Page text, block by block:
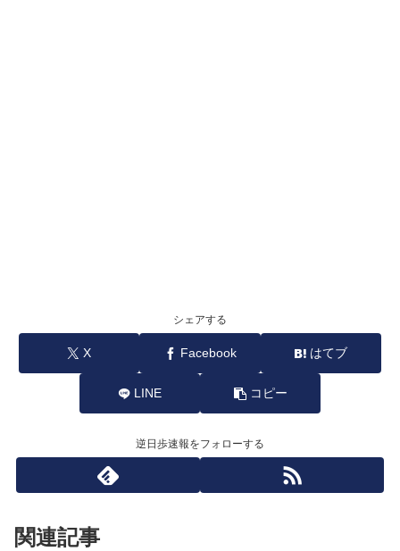
シェアする
X Facebook はてブ
LINE コピー
逆日歩速報をフォローする
関連記事